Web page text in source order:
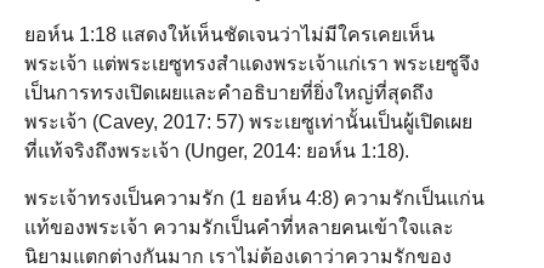
ยอห์น 1:18 แสดงให้เห็นชัดเจนว่าไม่มีใครเคยเห็น
พระเจ้า แต่พระเยซูทรงสำแดงพระเจ้าแก่เรา พระเยซูจึง
เป็นการทรงเปิดเผยและคำอธิบายที่ยิ่งใหญ่ที่สุดถึง
พระเจ้า (Cavey, 2017: 57) พระเยซูเท่านั้นเป็นผู้เปิดเผย
ที่แท้จริงถึงพระเจ้า (Unger, 2014: ยอห์น 1:18).
พระเจ้าทรงเป็นความรัก (1 ยอห์น 4:8) ความรักเป็นแก่น
แท้ของพระเจ้า ความรักเป็นคำที่หลายคนเข้าใจและ
นิยามแตกต่างกันมาก เราไม่ต้องเดาว่าความรักของ